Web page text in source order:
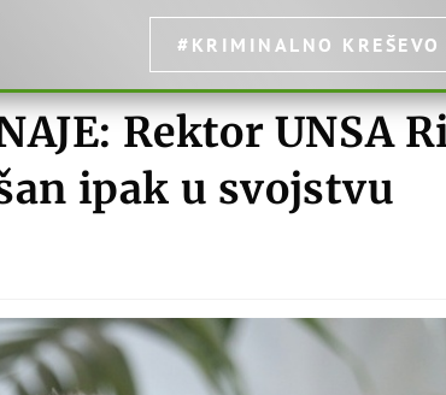
#KRIMINALNO KREŠEVO
Rektor UNSA
ipak u svojstvu